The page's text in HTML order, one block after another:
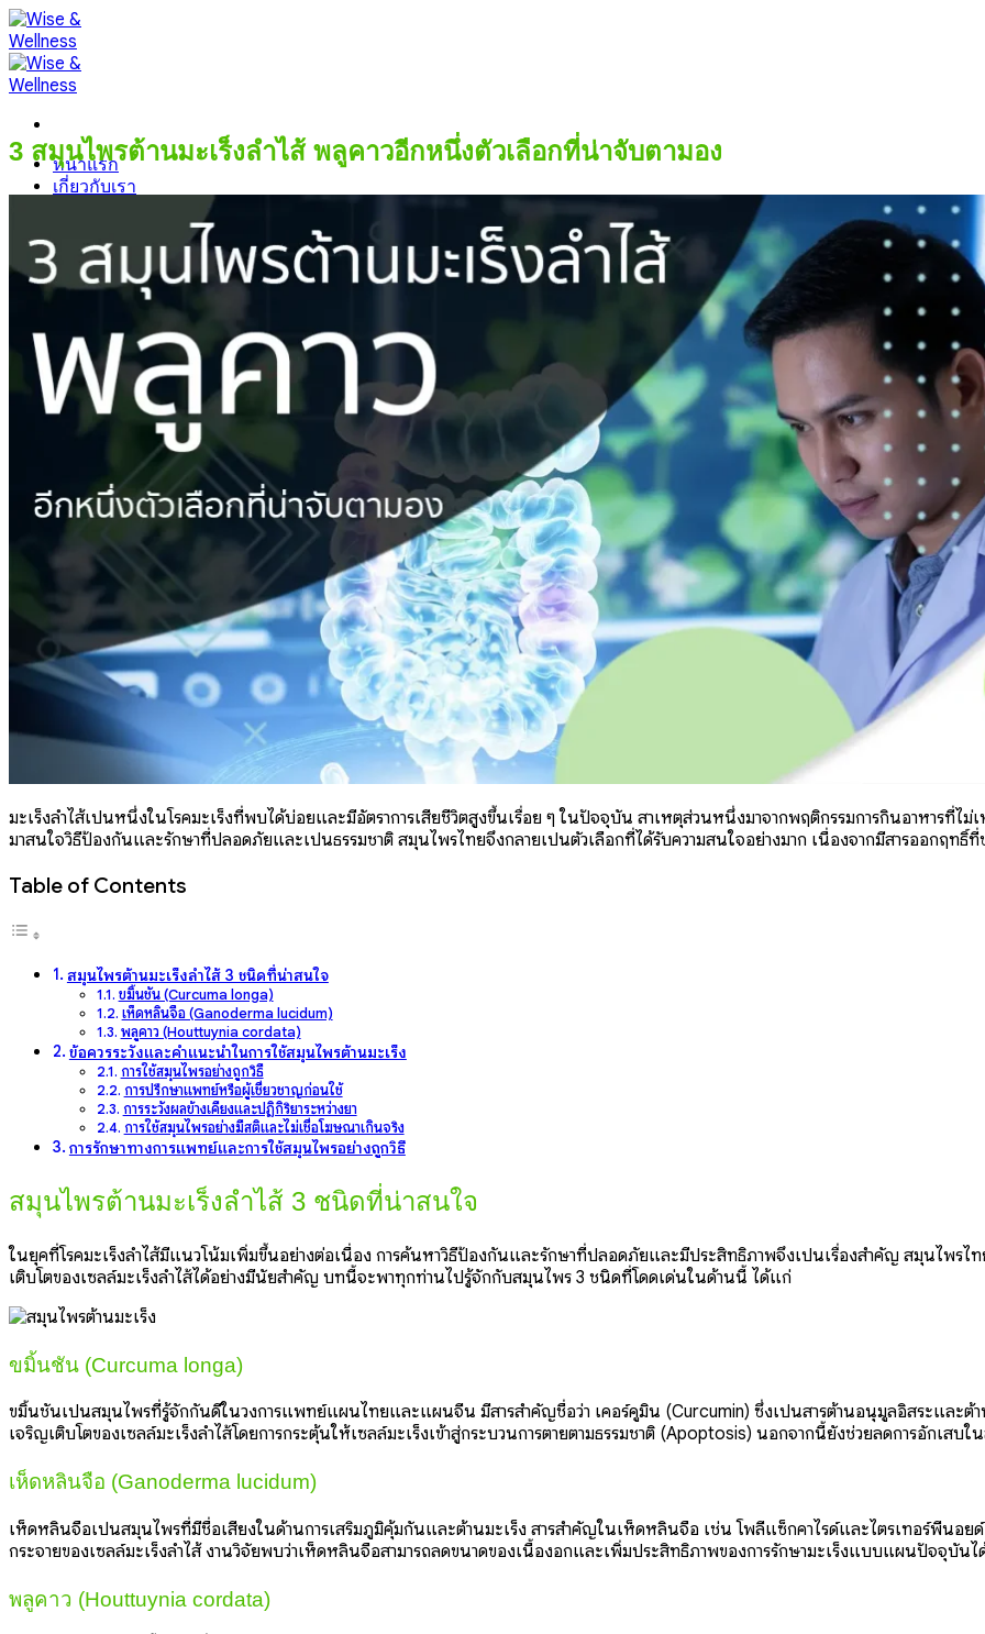
Skip
to
content
หน้าแรก
เกี่ยวกับเรา
Contact us
@VIPWiseshop
099-095-6416
@VIPWiseshop
3 สมุนไพรต้านมะเร็งลำไส้ พลูคาวอีกหนึ่งตัวเลือกที่น่าจับตามอง
มะเร็งลำไส้เป็นหนึ่งในโรคมะเร็งที่พบได้บ่อยและมีอัตราการเสียชีวิตสูงขึ้นเรื่อย ๆ ในปัจจุบัน สาเหตุส่วนหนึ่งมาจากพฤติกรรมการกินอาหารที่ไ
มาสนใจวิธีป้องกันและรักษาที่ปลอดภัยและเป็นธรรมชาติ สมุนไพรไทยจึงกลายเป็นตัวเลือกที่ได้รับความสนใจอย่างมาก เนื่องจากมีสารออกฤทธิ์ที่
Table of Contents
สมุนไพรต้านมะเร็งลำไส้ 3 ชนิดที่น่าสนใจ
ขมิ้นชัน (Curcuma longa)
เห็ดหลินจือ (Ganoderma lucidum)
พลูคาว (Houttuynia cordata)
ข้อควรระวังและคำแนะนำในการใช้สมุนไพรต้านมะเร็ง
การใช้สมุนไพรอย่างถูกวิธี
การปรึกษาแพทย์หรือผู้เชี่ยวชาญก่อนใช้
การระวังผลข้างเคียงและปฏิกิริยาระหว่างยา
การใช้สมุนไพรอย่างมีสติและไม่เชื่อโฆษณาเกินจริง
การรักษาทางการแพทย์และการใช้สมุนไพรอย่างถูกวิธี
สมุนไพรต้านมะเร็งลำไส้ 3 ชนิดที่น่าสนใจ
ในยุคที่โรคมะเร็งลำไส้มีแนวโน้มเพิ่มขึ้นอย่างต่อเนื่อง การค้นหาวิธีป้องกันและรักษาที่ปลอดภัยและมีประสิทธิภาพจึงเป็นเรื่องสำคัญ สมุนไพรไ
เติบโตของเซลล์มะเร็งลำไส้ได้อย่างมีนัยสำคัญ บทนี้จะพาทุกท่านไปรู้จักกับสมุนไพร 3 ชนิดที่โดดเด่นในด้านนี้ ได้แก่
ขมิ้นชัน (Curcuma longa)
ขมิ้นชันเป็นสมุนไพรที่รู้จักกันดีในวงการแพทย์แผนไทยและแผนจีน มีสารสำคัญชื่อว่า เคอร์คูมิน (Curcumin) ซึ่งเป็นสารต้านอนุมูลอิสระและต้
เจริญเติบโตของเซลล์มะเร็งลำไส้โดยการกระตุ้นให้เซลล์มะเร็งเข้าสู่กระบวนการตายตามธรรมชาติ (Apoptosis) นอกจากนี้ยังช่วยลดการอักเสบ
เห็ดหลินจือ (Ganoderma lucidum)
เห็ดหลินจือเป็นสมุนไพรที่มีชื่อเสียงในด้านการเสริมภูมิคุ้มกันและต้านมะเร็ง สารสำคัญในเห็ดหลินจือ เช่น โพลีแซ็กคาไรด์และไตรเทอร์พีนอ
กระจายของเซลล์มะเร็งลำไส้ งานวิจัยพบว่าเห็ดหลินจือสามารถลดขนาดของเนื้องอกและเพิ่มประสิทธิภาพของการรักษามะเร็งแบบแผนปัจจุบันไ
พลูคาว (Houttuynia cordata)